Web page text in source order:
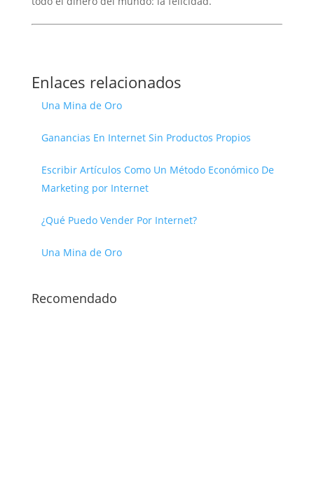
Enlaces relacionados
Una Mina de Oro
Ganancias En Internet Sin Productos Propios
Escribir Artículos Como Un Método Económico De
Marketing por Internet
¿Qué Puedo Vender Por Internet?
Una Mina de Oro
Recomendado